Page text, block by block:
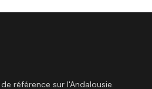
référence sur l'Andalousie.